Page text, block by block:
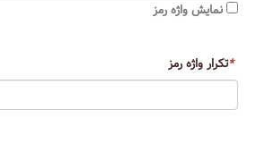
نمایش واژه رمز
*تکرار واژه رمز